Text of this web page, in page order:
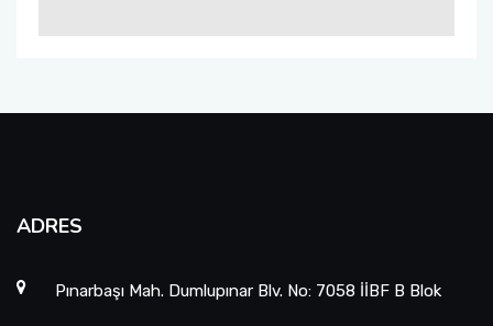
ADRES
Pınarbaşı Mah. Dumlupınar Blv. No: 7058 İİBF B Blok